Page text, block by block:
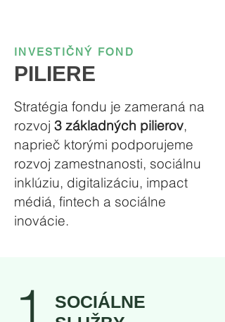
INVESTIČNÝ FOND
PILIERE
Stratégia fondu je zameraná na
rozvoj 3 základných pilierov,
naprieč ktorými podporujeme
rozvoj zamestnanosti, sociálnu
inklúziu, digitalizáciu, impact
médiá, fintech a sociálne
inovácie.
1
SOCIÁLNE